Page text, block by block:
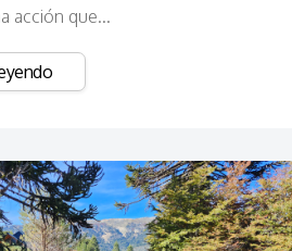
acción que...